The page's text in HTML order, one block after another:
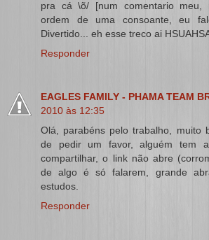
pra cá \õ/ [num comentario meu,
ordem de uma consoante, eu
Divertido... eh esse treco ai
Responder
EAGLES FAMILY - PHAMA TEAM
2010 às 12:35
Olá, parabéns pelo trabalho, muito
de pedir um favor, alguém tem
compartilhar, o link não abre
de algo é só falarem, grande
estudos.
Responder